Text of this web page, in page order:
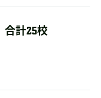
計25校